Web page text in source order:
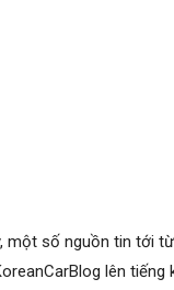
một số nguồn tin tới
lên tiếng